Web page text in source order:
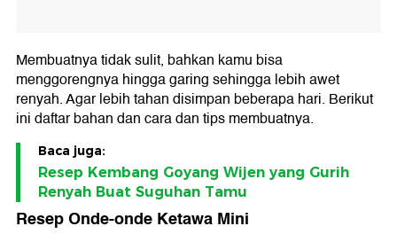
Membuatnya tidak sulit, bahkan kamu bisa
menggorengnya hingga garing sehingga lebih awet
renyah. Agar lebih tahan disimpan beberapa hari. Berikut
ini daftar bahan dan cara dan tips membuatnya.
Baca juga:
Resep Kembang Goyang Wijen yang Gurih
Renyah Buat Suguhan Tamu
Resep Onde-onde Ketawa Mini